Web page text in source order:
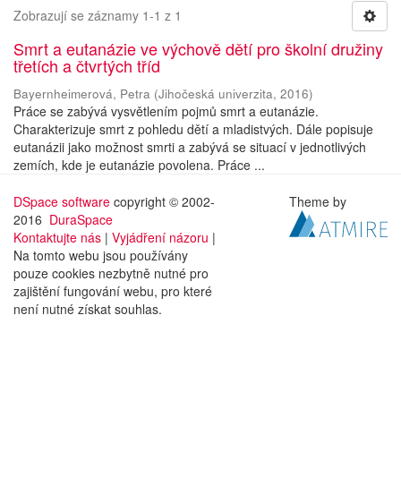
Zobrazují se záznamy 1-1 z 1
Smrt a eutanázie ve výchově dětí pro školní družiny
třetích a čtvrtých tříd
Bayernheimerová, Petra (Jihočeská univerzita, 2016)
Práce se zabývá vysvětlením pojmů smrt a eutanázie.
Charakterizuje smrt z pohledu dětí a mladistvých. Dále popisuje
eutanázii jako možnost smrti a zabývá se situací v jednotlivých
zemích, kde je eutanázie povolena. Práce ...
DSpace software copyright © 2002-
2016 DuraSpace
Kontaktujte nás | Vyjádření názoru |
Na tomto webu jsou používány
pouze cookies nezbytně nutné pro
zajištění fungování webu, pro které
není nutné získat souhlas.
Theme by